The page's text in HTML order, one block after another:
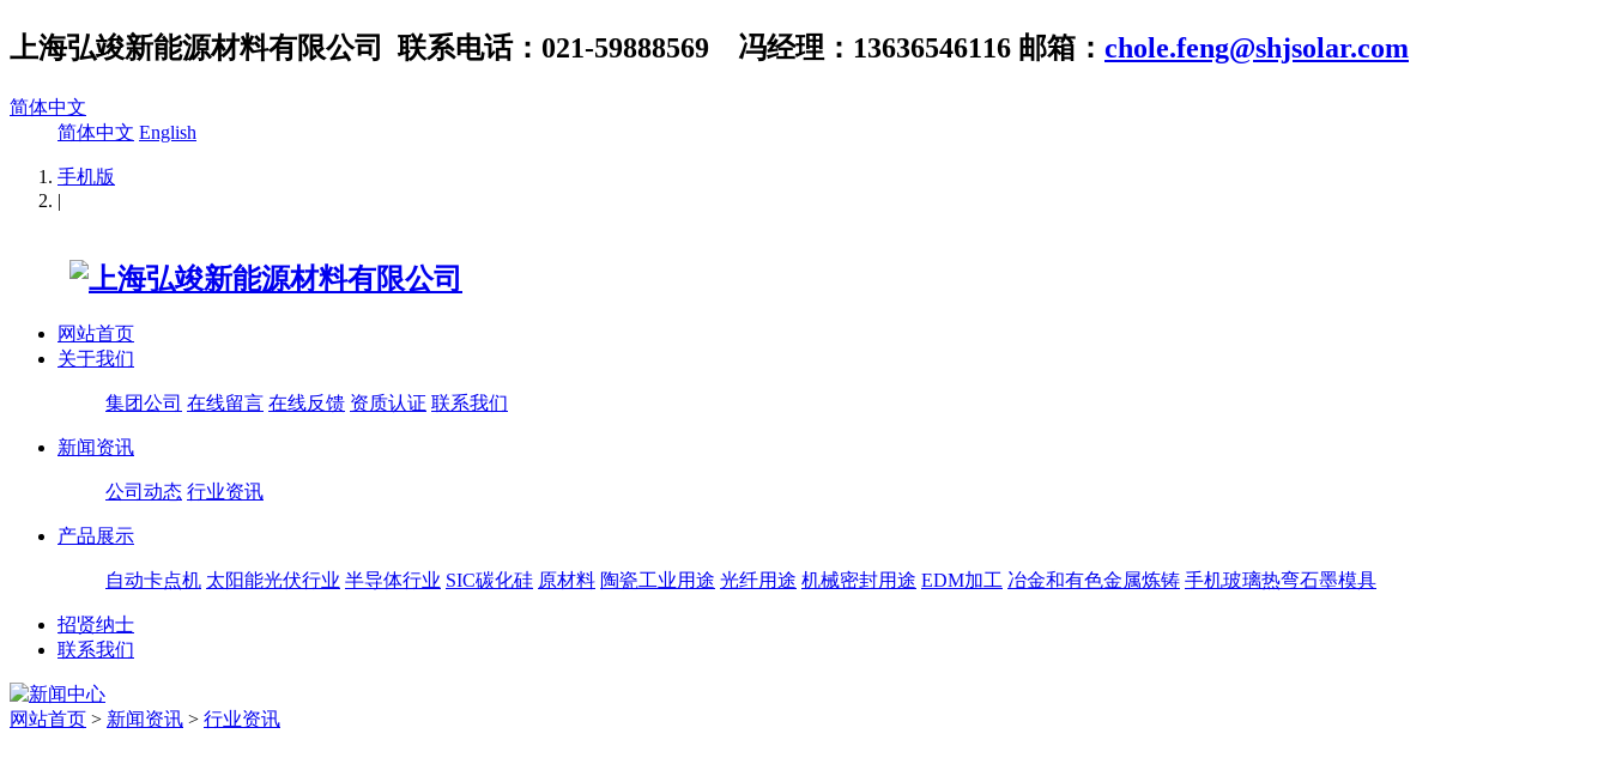
上海弘竣新能源材料有限公司 联系电话：021-59888569 冯经理：13636546116 邮箱： chole.feng@shjsolar.com
简体中文
简体中文 English
手机版
|
网站首页
关于我们
集团公司 在线留言 在线反馈 资质认证 联系我们
新闻资讯
公司动态 行业资讯
产品展示
自动卡点机 太阳能光伏行业 半导体行业 SIC碳化硅 原材料 陶瓷工业用途 光纤用途 机械密封用途 EDM加工 冶金和有色金属炼铸 手机玻璃热弯石墨模具
招贤纳士
联系我们
网站首页 > 新闻资讯 > 行业资讯